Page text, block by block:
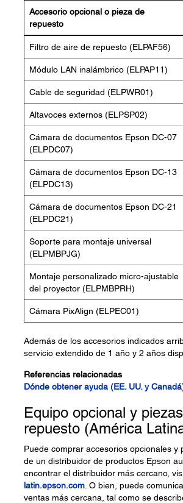
Accesorio opcional o pieza de
repuesto
Filtro de aire de repuesto (ELPAF56)
Módulo LAN inalámbrico (ELPAP11)
Cable de seguridad (ELPWR01)
Altavoces externos (ELPSP02)
Cámara de documentos Epson DC-07
(ELPDC07)
Cámara de documentos Epson DC-13
(ELPDC13)
Cámara de documentos Epson DC-21
(ELPDC21)
Soporte para montaje universal
(ELPMBPJG)
Montaje personalizado micro-ajustable
del proyector (ELPMBPRH)
Cámara PixAlign (ELPEC01)
Además de los accesorios indicados
servicio extendido de 1 año y 2 años
Referencias relacionadas
Dónde obtener ayuda (EE. UU. y
Equipo opcional y
repuesto (América
Puede comprar accesorios opcionales y
de un distribuidor de productos Epson
encontrar el distribuidor más cercano,
latin.epson.com . O bien, puede
ventas más cercana, tal como se